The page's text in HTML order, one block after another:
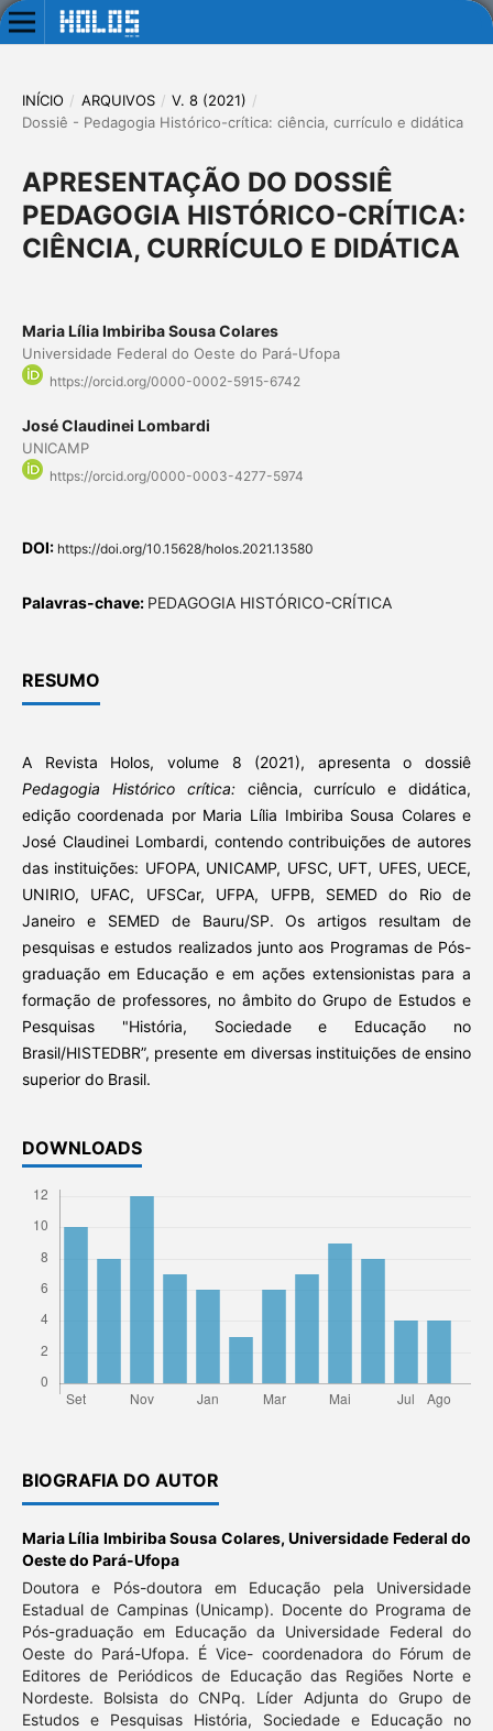
INÍCIO / ARQUIVOS / V. 8 (2021) /
Dossiê - Pedagogia Histórico-crítica: ciência, currículo e didática
APRESENTAÇÃO DO DOSSIÊ
PEDAGOGIA HISTÓRICO-CRÍTICA:
CIÊNCIA, CURRÍCULO E DIDÁTICA
Maria Lília Imbiriba Sousa Colares
Universidade Federal do Oeste do Pará-Ufopa
https://orcid.org/0000-0002-5915-6742
José Claudinei Lombardi
UNICAMP
https://orcid.org/0000-0003-4277-5974
DOI: https://doi.org/10.15628/holos.2021.13580
Palavras-chave: PEDAGOGIA HISTÓRICO-CRÍTICA
RESUMO
A Revista Holos, volume 8 (2021), apresenta o dossiê
Pedagogia Histórico crítica: ciência, currículo e didática,
edição coordenada por Maria Lília Imbiriba Sousa Colares e
José Claudinei Lombardi, contendo contribuições de autores
das instituições: UFOPA, UNICAMP, UFSC, UFT, UFES, UECE,
UNIRIO, UFAC, UFSCar, UFPA, UFPB, SEMED do Rio de
Janeiro e SEMED de Bauru/SP. Os artigos resultam de
pesquisas e estudos realizados junto aos Programas de Pós-
graduação em Educação e em ações extensionistas para a
formação de professores, no âmbito do Grupo de Estudos e
Pesquisas "História, Sociedade e Educação no
Brasil/HISTEDBR”, presente em diversas instituições de ensino
superior do Brasil.
DOWNLOADS
BIOGRAFIA DO AUTOR
Maria Lília Imbiriba Sousa Colares,Universidade Federal do
Oeste do Pará-Ufopa
Doutora e Pós-doutora em Educação pela Universidade
Estadual de Campinas (Unicamp). Docente do Programa de
Pós-graduação em Educação da Universidade Federal do
Oeste do Pará-Ufopa. É Vice- coordenadora do Fórum de
Editores de Periódicos de Educação das Regiões Norte e
Nordeste. Bolsista do CNPq. Líder Adjunta do Grupo de
Estudos e Pesquisas História, Sociedade e Educação no